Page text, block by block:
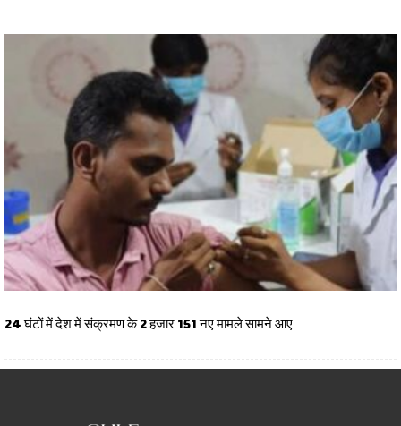
24 घंटों में देश में संक्रमण के 2 हजार 151 नए मामले सामने आए